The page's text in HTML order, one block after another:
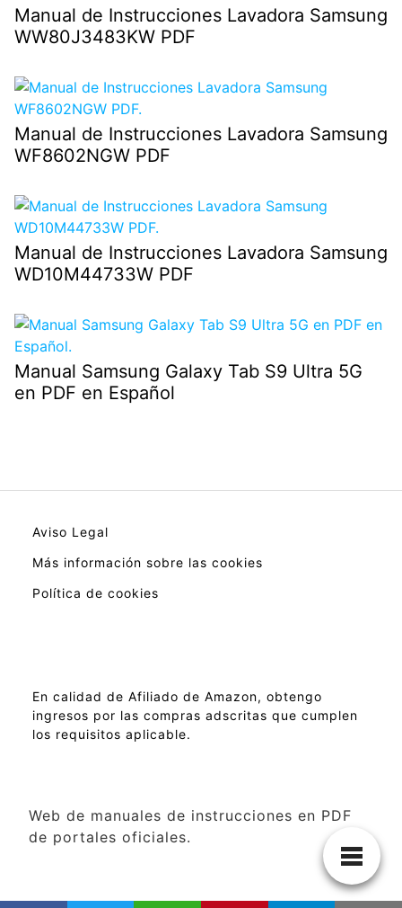
Manual de Instrucciones Lavadora Samsung
WW80J3483KW PDF
Manual de Instrucciones Lavadora Samsung
WF8602NGW PDF
Manual de Instrucciones Lavadora Samsung
WD10M44733W PDF
Manual Samsung Galaxy Tab S9 Ultra 5G
en PDF en Español
Aviso Legal
Más información sobre las cookies
Política de cookies
En calidad de Afiliado de Amazon, obtengo
ingresos por las compras adscritas que cumplen
los requisitos aplicable.
Web de manuales de instrucciones en PDF
de portales oficiales.